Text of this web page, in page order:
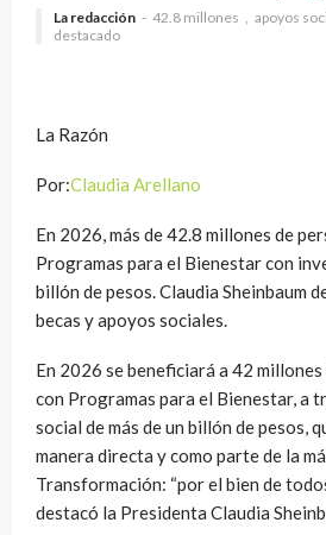
La redacción 42.8 millones apoyos
destacado
La Razón
Por:Claudia Arellano
En 2026, más de 42.8 millones de
Programas para el Bienestar con
billón de pesos. Claudia Sheinbaum
becas y apoyos sociales.
En 2026 se beneficiará a 42
con Programas para el Bienestar, a
social de más de un billón de pesos,
manera directa y como parte de la
Transformación: “por el bien de
destacó la Presidenta Claudia